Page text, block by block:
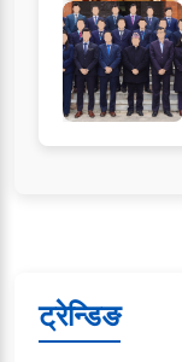
ट्रेन्डिङ